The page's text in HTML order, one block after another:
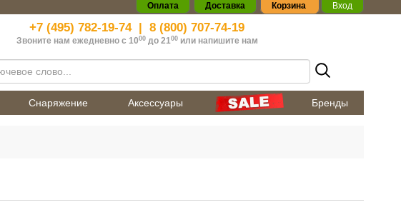
Оплата Доставка Корзина Вход
+7 (495) 782-19-74| 8 (800) 707-74-19
Звоните нам ежедневно с 1000до 2100 или напишите нам
Снаряжение Аксессуары Бренды